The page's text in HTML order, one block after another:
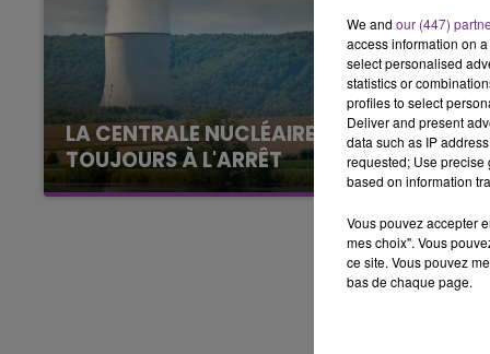
LA CENTRALE NUCLÉAIRE DE CHOOZ
TOUJOURS À L'ARRÊT
Cela fait déjà une semaine que la centrale
nucléaire ardennaise est à l'arrêt. Une situation
justifiée par la sécheresse intense qui est
We and our (447)
access information on
select personalised
statistics or
profiles to select
Deliver and present
data such as IP
requested; Use precise
based on information
Vous pouvez accepter
mes choix". Vous
ce site. Vous pouvez
bas de chaque page.